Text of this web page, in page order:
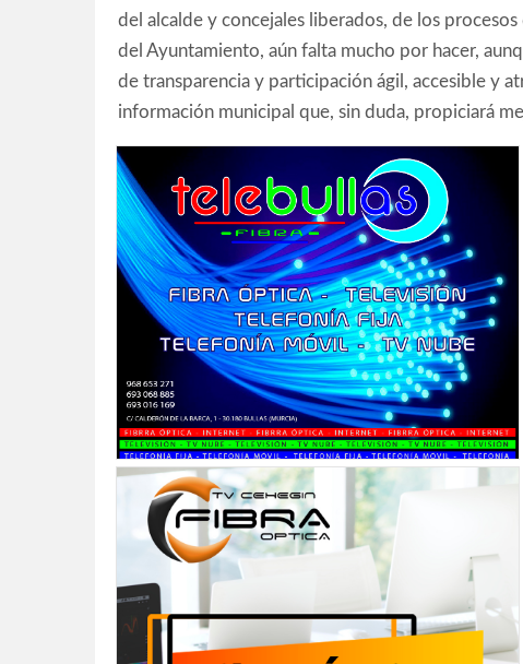
del alcalde y concejales liberados, de los
del Ayuntamiento, aún falta mucho por hacer,
de transparencia y participación ágil, accesible y
información municipal que, sin duda, propiciará